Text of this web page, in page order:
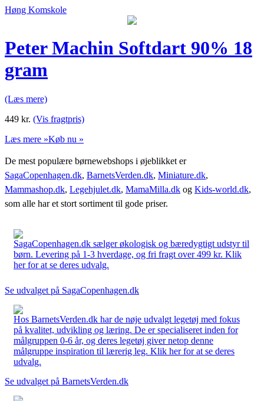
Høng Komskole
Peter Machin Softdart 90% 18
gram
(Læs mere)
449 kr. (Vis fragtpris)
Læs mere »Køb nu »
De mest populære børnewebshops i øjeblikket er
SagaCopenhagen.dk, BarnetsVerden.dk, Miniature.dk,
Mammashop.dk, Legehjulet.dk, MamaMilla.dk og Kids-world.dk,
som alle har et stort sortiment til gode priser.
SagaCopenhagen.dk sælger økologisk og bæredygtigt udstyr til
børn. Levering på 1-3 hverdage, og fri fragt over 499 kr. Klik
her for at se deres udvalg.
Se udvalget på SagaCopenhagen.dk
Hos BarnetsVerden.dk har de nøje udvalgt legetøj med fokus
på kvalitet, udvikling og læring. De er specialiseret inden for
målgruppen 0-6 år, og deres legetøj giver netop denne
målgruppe inspiration til lærerig leg. Klik her for at se deres
udvalg.
Se udvalget på BarnetsVerden.dk